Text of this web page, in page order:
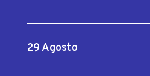
29 Agosto